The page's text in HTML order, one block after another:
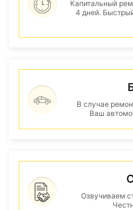
Капитальный
4 дней.
В случае
Ваш
Озвучиваем